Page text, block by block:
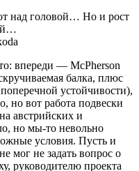
над головой… Но и рост
впереди — McPherson
балка, плюс
устойчивости),
но вот работа подвески
австрийских и
но мы-то невольно
условия. Пусть и
мог не задать вопрос о
руководителю проекта